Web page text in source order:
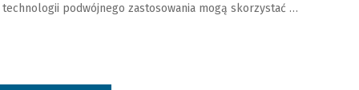
technologii podwójnego zastosowania mogą skorzystać …